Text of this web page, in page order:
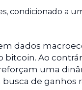
condicionado a
dados
bitcoin. Ao
uma
de ganhos